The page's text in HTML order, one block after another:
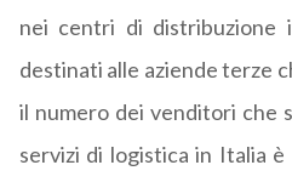
nei centri di distribuzione
destinati alle aziende terze
il numero dei venditori che
servizi di logistica in Italia